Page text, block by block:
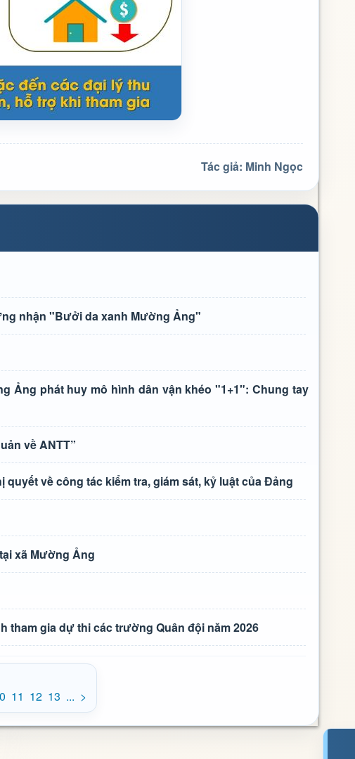
Tác giả: Minh Ngọc
nhận "Bưởi da xanh Mường Ảng"
Ảng phát huy mô hình dân vận khéo "1+1": Chung tay
về ANTT”
về công tác kiểm tra, giám sát, kỷ luật của Đảng
xã Mường Ảng
gia dự thi các trường Quân đội năm 2026
11 12 13 ... >